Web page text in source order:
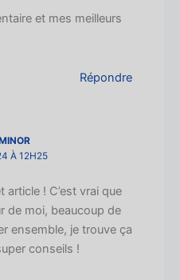
et mes meilleurs
Répondre
À 12H25
! C’est vrai que
de moi, beaucoup de
ensemble, je trouve ça
conseils !